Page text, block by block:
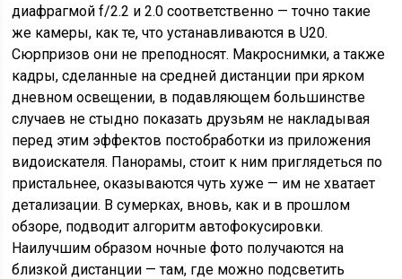
диафрагмой f/2.2 и 2.0 соответственно — точно такие
же камеры, как те, что устанавливаются в U20.
Сюрпризов они не преподносят. Макроснимки, а также
кадры, сделанные на средней дистанции при ярком
дневном освещении, в подавляющем большинстве
случаев не стыдно показать друзьям не накладывая
перед этим эффектов постобработки из приложения
видоискателя. Панорамы, стоит к ним приглядеться по
пристальнее, оказываются чуть хуже — им не хватает
детализации. В сумерках, вновь, как и в прошлом
обзоре, подводит алгоритм автофокусировки.
Наилучшим образом ночные фото получаются на
близкой дистанции — там, где можно подсветить